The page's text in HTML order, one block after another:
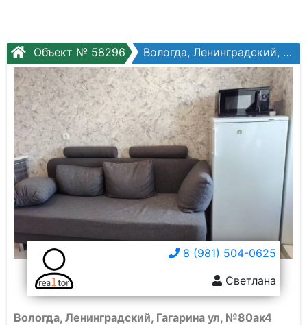
Объект № 58296 Вологда, Ленинградский, Гагарина ул, №80ак4
8 (981) 504-0625
Светлана
Вологда, Ленинградский, Гагарина ул, №80ак4